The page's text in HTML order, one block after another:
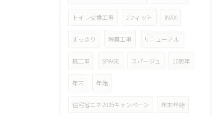
トイレ交換工事 Jフィット INAX
すっきり 増築工事 リニューアル
杭工事 SPAGE スパージュ 10周年
年末 年始
住宅省エネ2025キャンペーン 年末年始